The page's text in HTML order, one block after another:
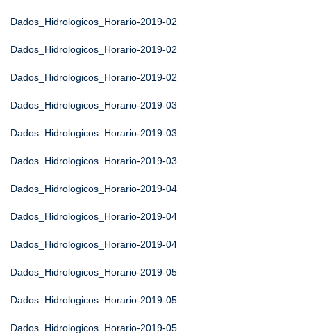
Dados_Hidrologicos_Horario-2019-02
Dados_Hidrologicos_Horario-2019-02
Dados_Hidrologicos_Horario-2019-02
Dados_Hidrologicos_Horario-2019-03
Dados_Hidrologicos_Horario-2019-03
Dados_Hidrologicos_Horario-2019-03
Dados_Hidrologicos_Horario-2019-04
Dados_Hidrologicos_Horario-2019-04
Dados_Hidrologicos_Horario-2019-04
Dados_Hidrologicos_Horario-2019-05
Dados_Hidrologicos_Horario-2019-05
Dados_Hidrologicos_Horario-2019-05